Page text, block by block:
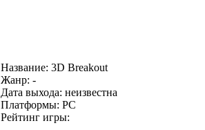
Название: 3D Breakout
Жанр: -
Дата выхода: неизвестна
Платформы: PC
Рейтинг игры: